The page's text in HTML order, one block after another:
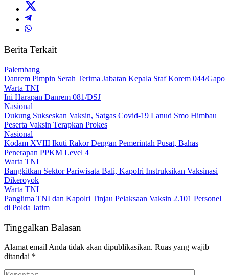
Berita Terkait
Palembang
Danrem Pimpin Serah Terima Jabatan Kepala Staf Korem 044/Gapo
Warta TNI
Ini Harapan Danrem 081/DSJ
Nasional
Dukung Sukseskan Vaksin, Satgas Covid-19 Lanud Smo Himbau
Peserta Vaksin Terapkan Prokes
Nasional
Kodam XVIII Ikuti Rakor Dengan Pemerintah Pusat, Bahas
Penerapan PPKM Level 4
Warta TNI
Bangkitkan Sektor Pariwisata Bali, Kapolri Instruksikan Vaksinasi
Dikeroyok
Warta TNI
Panglima TNI dan Kapolri Tinjau Pelaksaan Vaksin 2.101 Personel
di Polda Jatim
Tinggalkan Balasan
Alamat email Anda tidak akan dipublikasikan. Ruas yang wajib
ditandai *